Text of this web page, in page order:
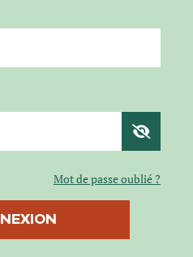
Mot de passe oublié ?